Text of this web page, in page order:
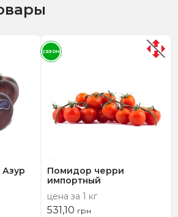
Помидор черри
импортный
цена за 1 кг
531,10 грн
СЕЗОН